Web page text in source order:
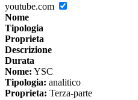
youtube.com
Nome
Tipologia
Proprieta
Descrizione
Durata
Nome: YSC
Tipologia: analitico
Proprieta: Terza-parte